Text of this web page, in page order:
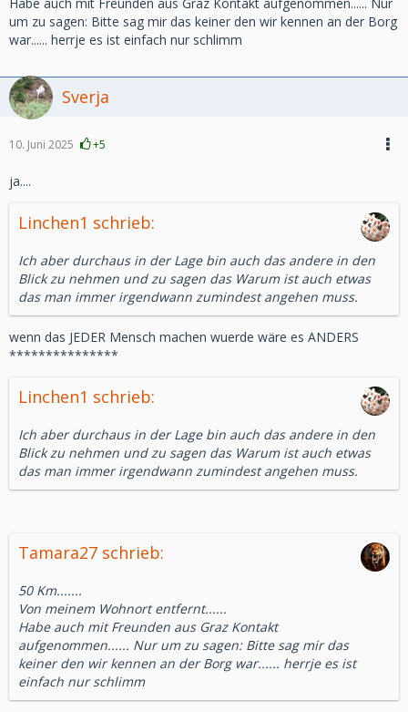
um zu sagen: Bitte sag mir das keiner den wir kennen an der Borg
war...... herrje es ist einfach nur schlimm
Sverja
10. Juni 2025 +5
ja....
Linchen1 schrieb:
Ich aber durchaus in der Lage bin auch das andere in den
Blick zu nehmen und zu sagen das Warum ist auch etwas
das man immer irgendwann zumindest angehen muss.
wenn das JEDER Mensch machen wuerde wäre es ANDERS
***************
Linchen1 schrieb:
Ich aber durchaus in der Lage bin auch das andere in den
Blick zu nehmen und zu sagen das Warum ist auch etwas
das man immer irgendwann zumindest angehen muss.
Tamara27 schrieb:
50 Km.......
Von meinem Wohnort entfernt......
Habe auch mit Freunden aus Graz Kontakt
aufgenommen...... Nur um zu sagen: Bitte sag mir das
keiner den wir kennen an der Borg war...... herrje es ist
einfach nur schlimm